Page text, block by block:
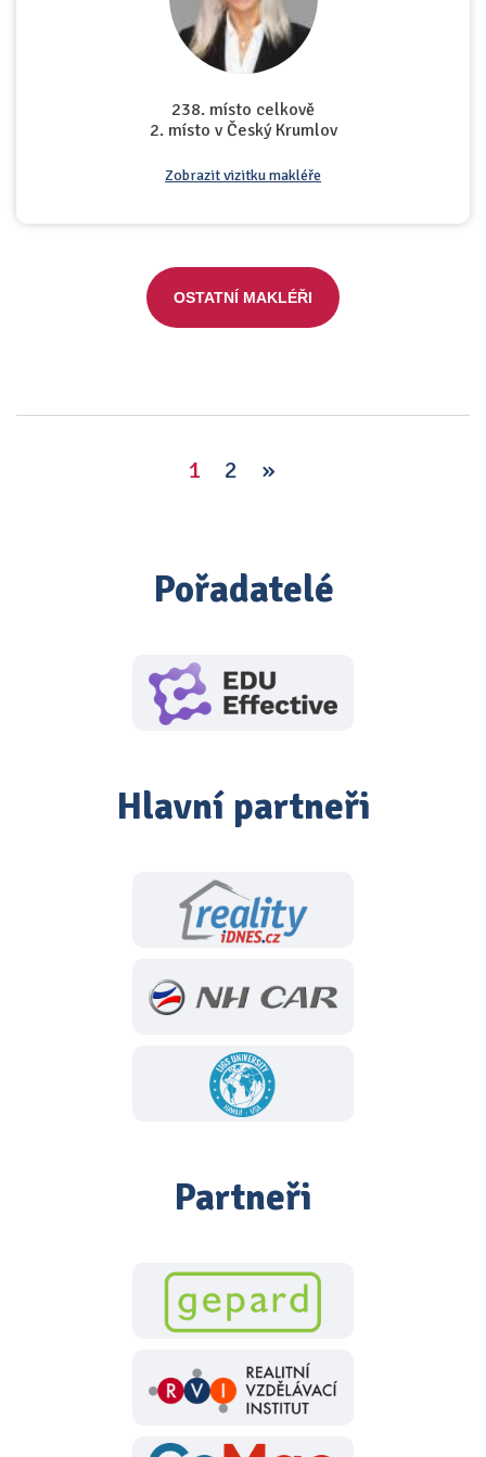
238. místo celkově
2. místo v Český Krumlov
Zobrazit vizitku makléře
OSTATNÍ MAKLÉŘI
1 2 »
Pořadatelé
Hlavní partneři
Partneři